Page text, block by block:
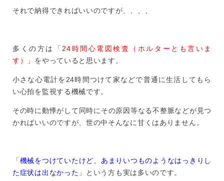
それで納得できればいいのですが、、、、
多くの方は「 24時間心電図検査（ホルターとも言いま
す）
」をやっていると思います。
小さな心電計を24時間つけて家などで普通に生活してもら
い心拍を監視する機械です。
その時に動悸がして同時にその原因等なる不整脈などが見つ
かればいいのですが、世の中そんなに甘くはありません。
「機械をつけていたけど、あまりいつものようなはっきりし
た症状は出なかった 」という方も実は多いのです。